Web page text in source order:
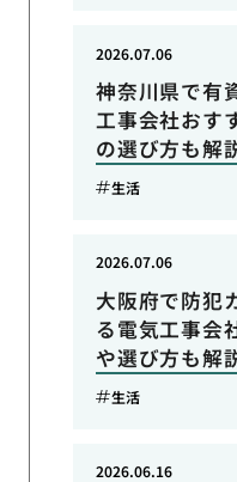
神奈川県で有
工事会社おす
の選び方も解
2026.07.06
生活
大阪府で防犯
る電気工事会
や選び方も解
2026.07.06
生活
2026.06.16